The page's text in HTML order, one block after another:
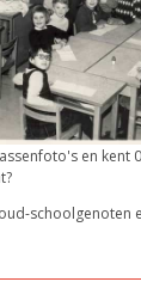
en kent
schoolgenoten